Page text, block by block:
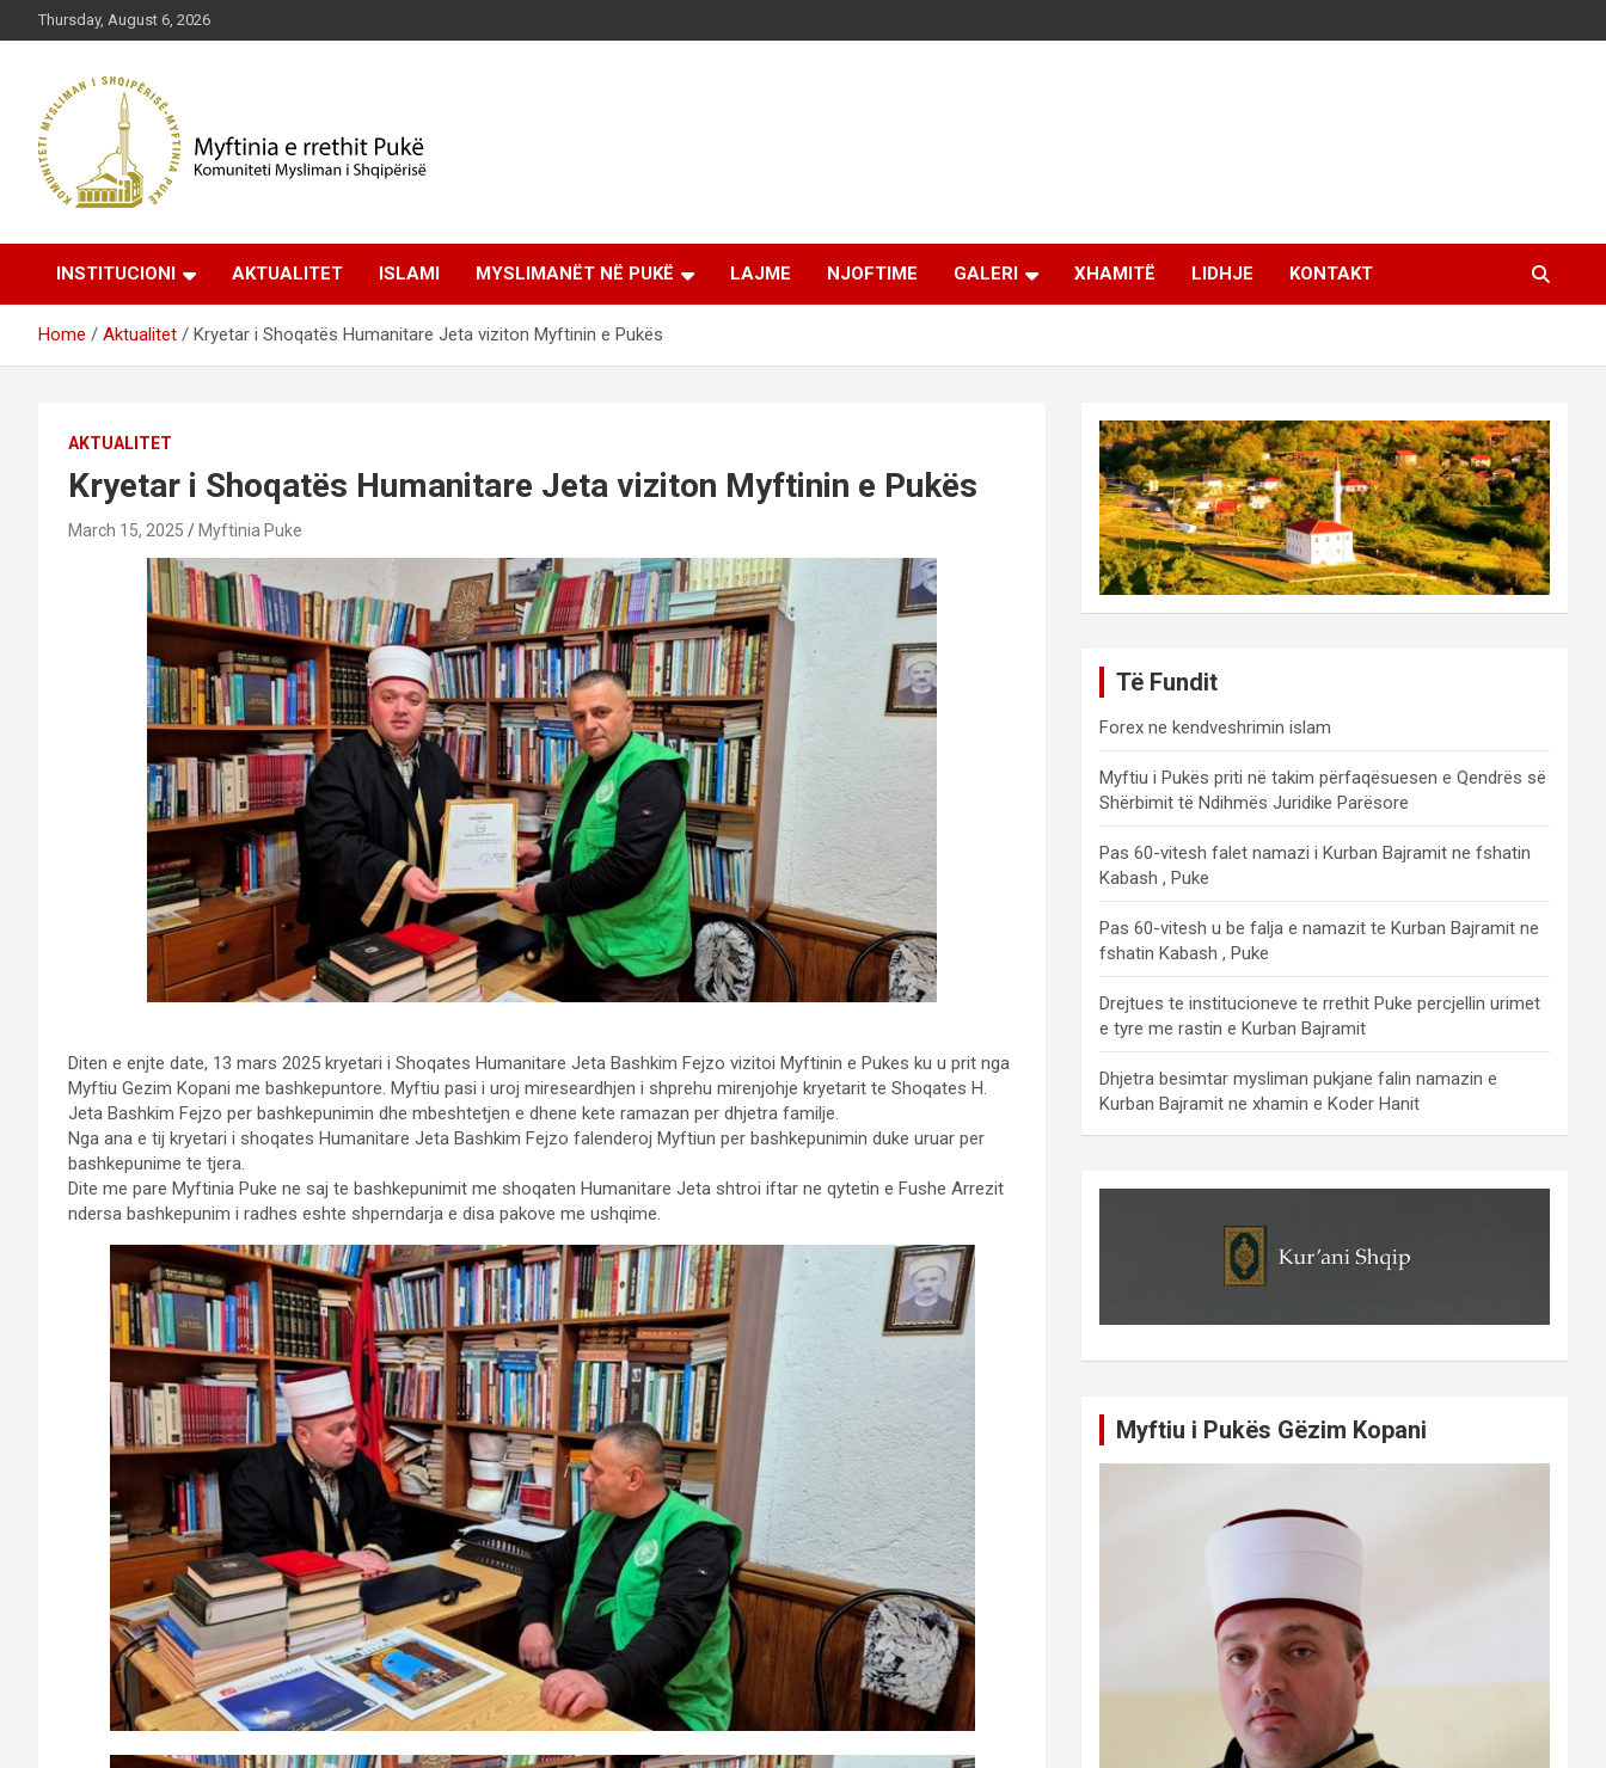
to
Thursday, August 6, 2026
Myftinia Pukë | Faqja
Zyrtare
INSTITUCIONI AKTUALITET ISLAMI MYSLIMANËT NË PUKË LAJME NJOFTIME GALERI XHAMITË LIDHJE KONTAKT
Home Aktualitet Kryetar i Shoqatës Humanitare Jeta viziton Myftinin e Pukës
AKTUALITET
Kryetar i Shoqatës Humanitare Jeta viziton Myftinin e Pukës
March 15, 2025 Myftinia Puke
Diten e enjte date, 13 mars 2025 kryetari i Shoqates Humanitare Jeta Bashkim Fejzo vizitoi Myftinin e Pukes ku u prit nga
Myftiu Gezim Kopani me bashkepuntore. Myftiu pasi i uroj mireseardhjen i shprehu mirenjohje kryetarit te Shoqates H.
Jeta Bashkim Fejzo per bashkepunimin dhe mbeshtetjen e dhene kete ramazan per dhjetra familje.
Nga ana e tij kryetari i shoqates Humanitare Jeta Bashkim Fejzo falenderoj Myftiun per bashkepunimin duke uruar per
bashkepunime te tjera.
Dite me pare Myftinia Puke ne saj te bashkepunimit me shoqaten Humanitare Jeta shtroi iftar ne qytetin e Fushe Arrezit
ndersa bashkepunim i radhes eshte shperndarja e disa pakove me ushqime.
Të Fundit
Forex ne kendveshrimin islam
Myftiu i Pukës priti në takim përfaqësuesen e Qendrës së
Shërbimit të Ndihmës Juridike Parësore
Pas 60-vitesh falet namazi i Kurban Bajramit ne fshatin
Kabash , Puke
Pas 60-vitesh u be falja e namazit te Kurban Bajramit ne
fshatin Kabash , Puke
Drejtues te institucioneve te rrethit Puke percjellin urimet
e tyre me rastin e Kurban Bajramit
Dhjetra besimtar mysliman pukjane falin namazin e
Kurban Bajramit ne xhamin e Koder Hanit
Myftiu i Pukës Gëzim Kopani